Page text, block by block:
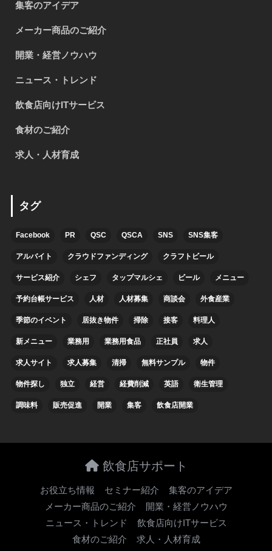
集客のアイデア
メーカー商品のご紹介
開業・経営ノウハウ
ニュース・トレンド
飲食店向けITサービス
食材のご紹介
求人・人材育成
タグ
Facebook PR QSC QSCA SNS SNS集客
アルバイト クラウドファンディング クラフトビール
サービス紹介 シェフ タップマルシェ ビール メニュー
予約台帳サービス 人材 人材募集 商談会 外食産業
季節のイベント 居抜き物件 掃除 接客 料理人
新メニュー 業務用 業務用食品 正社員 求人
求人サイト 求人募集 清掃 無料サンプル 物件
物件探し 独立 経営 経費削減 英語 衛生管理
調味料 販売促進 開業 集客 飲食店開業
飲食店サポート
お役立ち情報 セミナー紹介
集客のアイデア
メーカー商品のご紹介
開業・経営ノウハウ
ニュース・トレンド
飲食店向けITサービス
食材のご紹介
求人・人材育成